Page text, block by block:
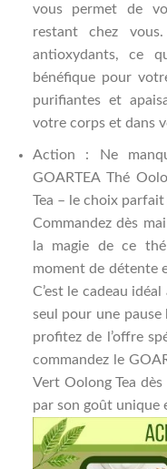
vous permet de
restant chez
antioxydants, ce
bénéfique pour
purifiantes et
votre corps et dans
Action : Ne
GOARTEA Thé
Tea – le choix
Commandez dès
la magie de ce
moment de détente
C’est le cadeau
seul pour une
profitez de l’offre
commandez le
Vert Oolong Tea
par son goût unique